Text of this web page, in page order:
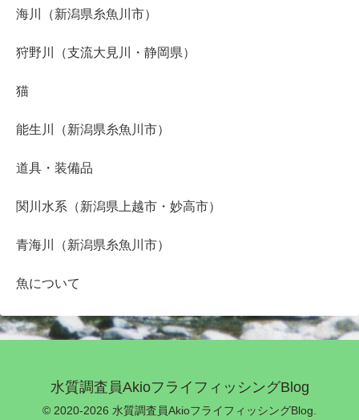
海川（新潟県糸魚川市）
狩野川（支流大見川・静岡県）
猫
能生川（新潟県糸魚川市）
道具・装備品
関川水系（新潟県上越市・妙高市）
青海川（新潟県糸魚川市）
魚について
水質調査員AkioフライフィッシングBlog
© 2020-2026 水質調査員AkioフライフィッシングBlog.